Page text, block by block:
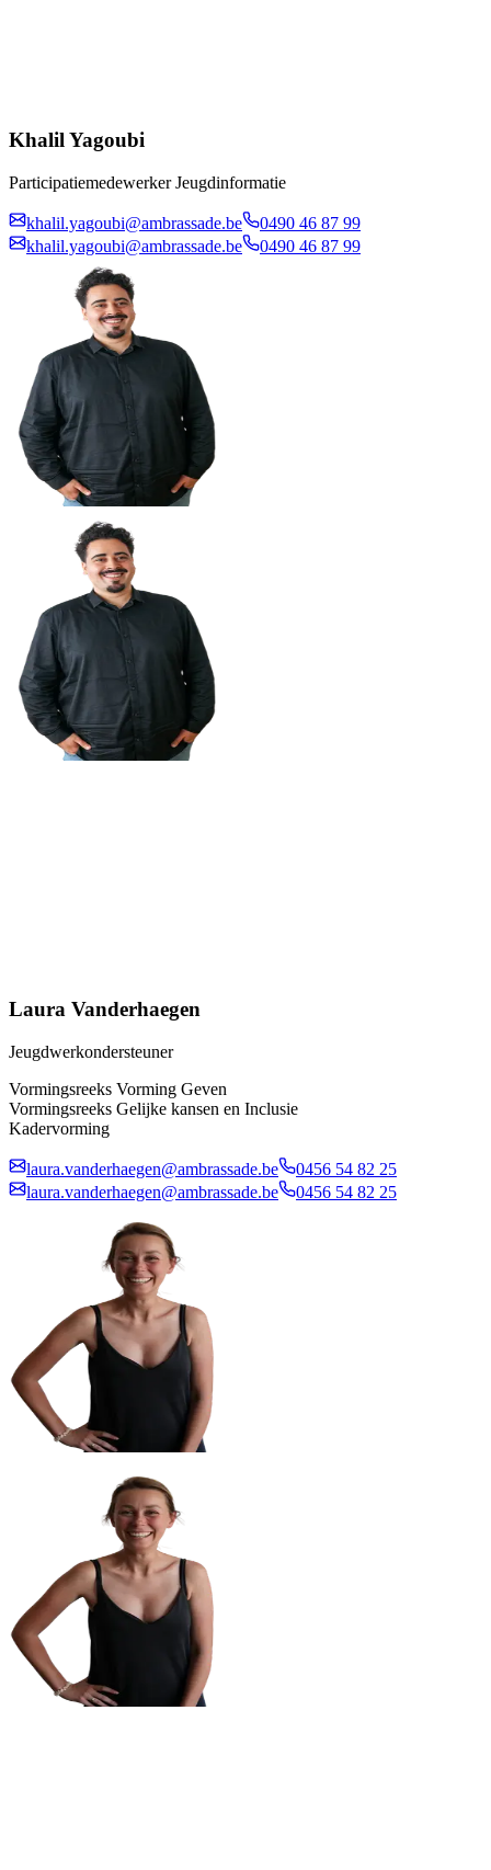
Khalil Yagoubi
Participatiemedewerker Jeugdinformatie
khalil.yagoubi@ambrassade.be
0490 46 87 99
khalil.yagoubi@ambrassade.be
0490 46 87 99
Laura Vanderhaegen
Jeugdwerkondersteuner
Vormingsreeks Vorming Geven
Vormingsreeks Gelijke kansen en Inclusie
Kadervorming
laura.vanderhaegen@ambrassade.be
0456 54 82 25
laura.vanderhaegen@ambrassade.be
0456 54 82 25